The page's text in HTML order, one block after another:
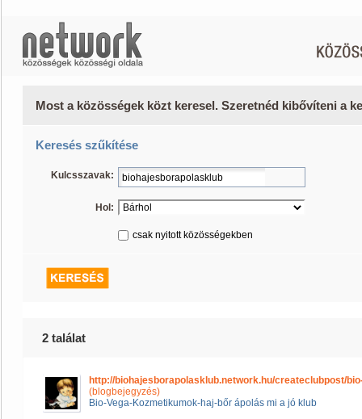
Most a közösségek közt keresel. Szeretnéd kibővíteni a
Keresés szűkítése
Kulcsszavak:
Hol:
csak nyitott közösségekben
2 találat
http://biohajesborapolasklub.network.hu/createclubpost/
(blogbejegyzés)
Bio-Vega-Kozmetikumok-haj-bőr ápolás mi a jó klub